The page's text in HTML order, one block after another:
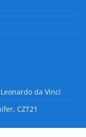
da Vinci
CZT21